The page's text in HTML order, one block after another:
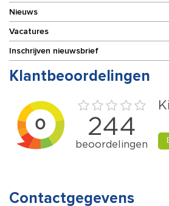
Nieuws
Vacatures
Inschrijven nieuwsbrief
Klantbeoordelingen
Contactgegevens